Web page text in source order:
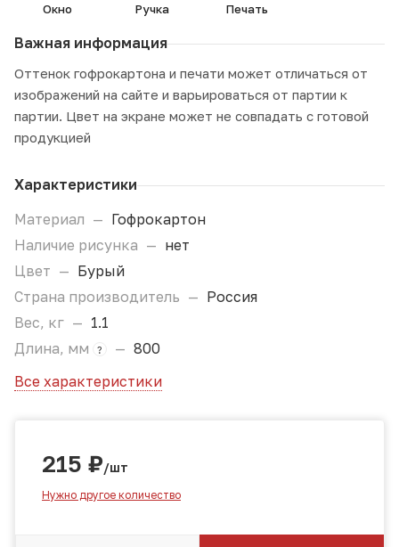
Окно Ручка Печать
Важная информация
Оттенок гофрокартона и печати может отличаться от
изображений на сайте и варьироваться от партии к
партии. Цвет на экране может не совпадать с готовой
продукцией
Характеристики
Материал — Гофрокартон
Наличие рисунка — нет
Цвет — Бурый
Страна производитель — Россия
Вес, кг — 1.1
Длина, мм
? — 800
Все характеристики
215 ₽/шт
Нужно другое количество